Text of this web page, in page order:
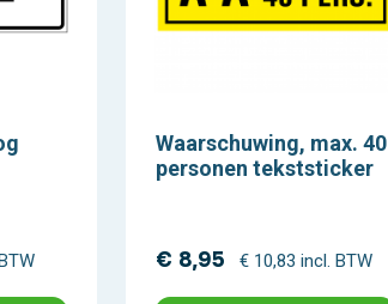
Waarschuwing, max. 40
personen tekststicker
€ 8,95 € 10,83 incl. BTW